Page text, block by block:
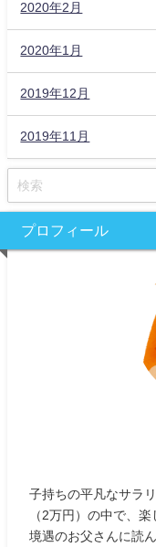
2020年2月
2020年1月
2019年12月
2019年11月
プロフィール
子持ちの平凡なサラ
（2万円）の中で、
境遇のお父さんに読